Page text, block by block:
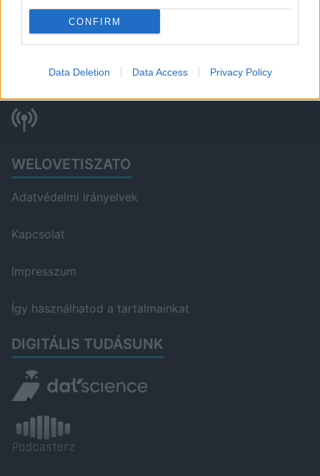
CONFIRM
Data Deletion Data Access Privacy Policy
ITT IS FENT VAGYUNK
WELOVETISZATO
Adatvédelmi irányelvek
Kapcsolat
Impresszum
Így használhatod a tartalmainkat
DIGITÁLIS TUDÁSUNK